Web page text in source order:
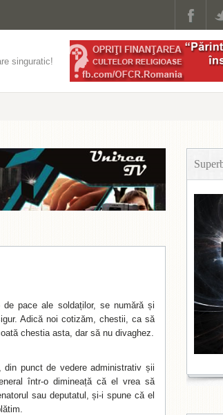
singuratic!
pace ale soldaților, se numără și
Adică noi cotizăm, chestii, ca să
chestia asta, dar să nu divaghez.
punct de vedere administrativ șii
într-o dimineață că el vrea să
sau deputatul, și-i spune că el